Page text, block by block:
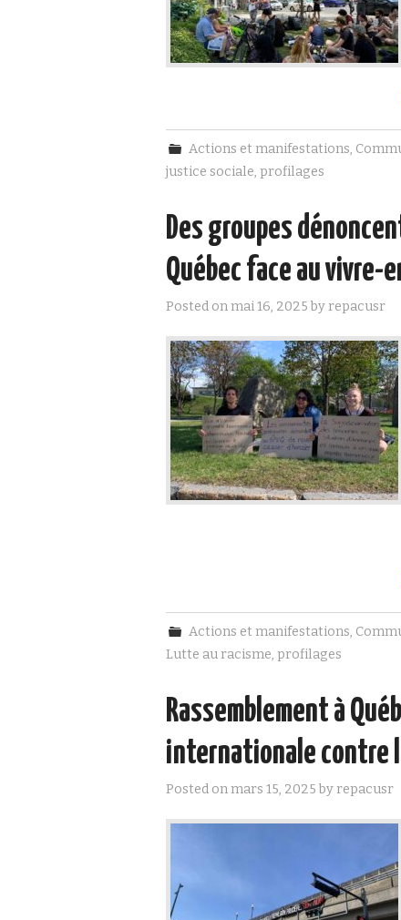
Actions et manifestations,
justice sociale, profilages
Des groupes
Québec face au vivre-
Posted onmai 16, 2025 byrepacusr
Actions et manifestations,
Lutte au racisme, profilages
Rassemblement à
internationale contre
Posted onmars 15, 2025 byrepacusr